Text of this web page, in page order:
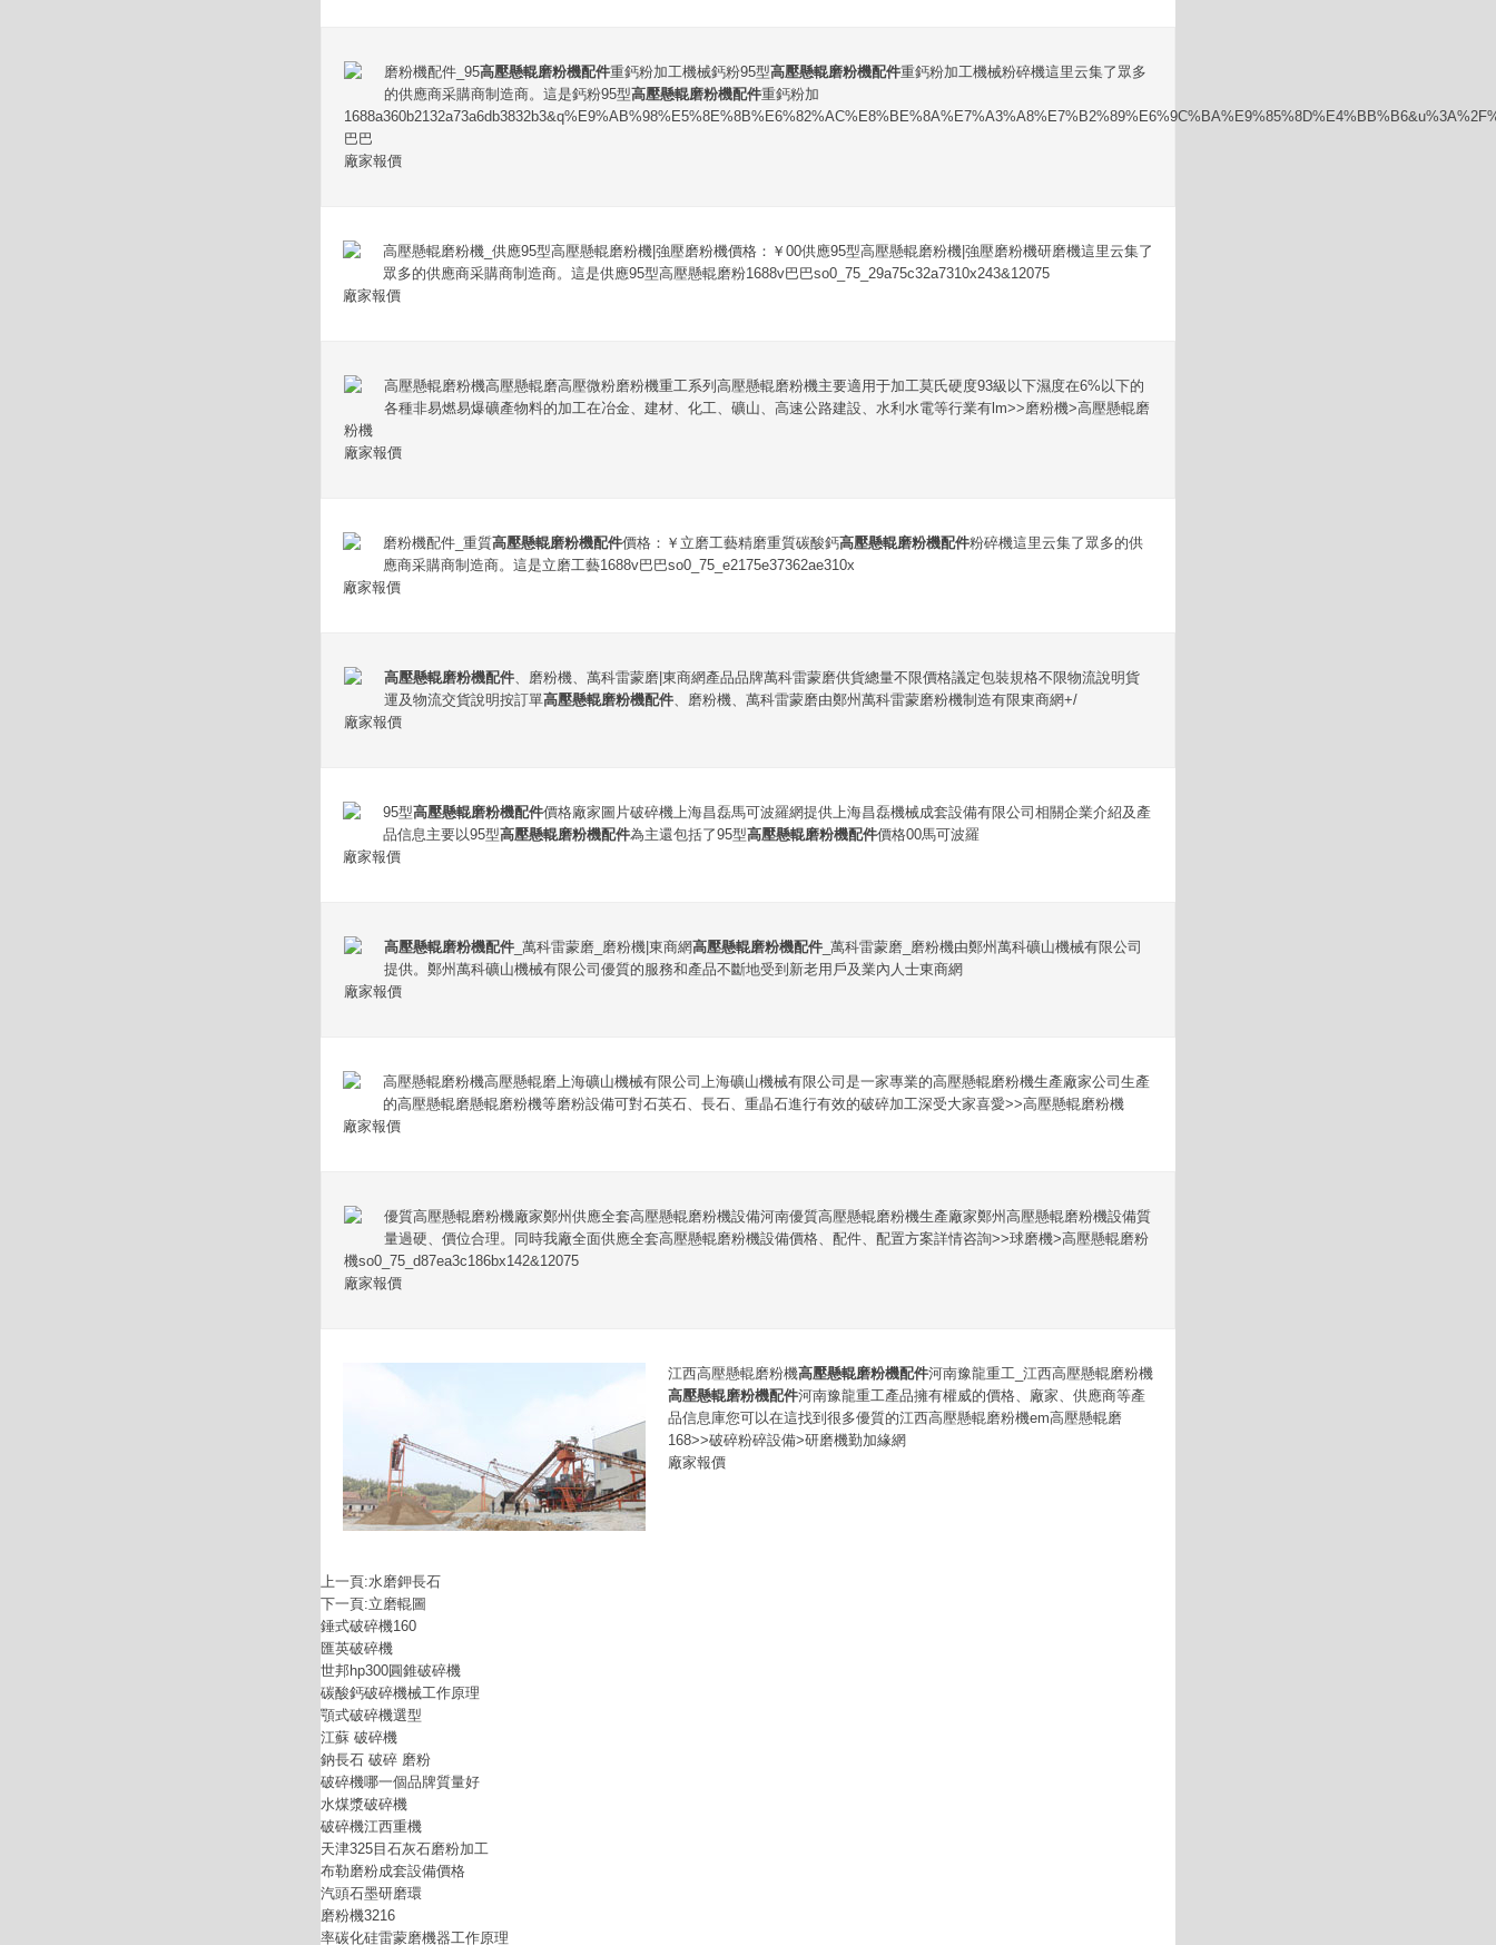
磨粉機配件_95高壓懸輥磨粉機配件重鈣粉加工機械鈣粉95型高壓懸輥磨粉機配件重鈣粉加工機械粉碎機這里云集了眾多
的供應商采購商制造商。這是鈣粉95型高壓懸輥磨粉機配件重鈣粉加
巴巴
廠家報價
高壓懸輥磨粉機_供應95型高壓懸輥磨粉機|強壓磨粉機價格：￥00供應95型高壓懸輥磨粉機|強壓磨粉機研磨機這里云集了
眾多的供應商采購商制造商。這是供應95型高壓懸輥磨粉1688v巴巴so0_75_29a75c32a7310x243&12075
廠家報價
高壓懸輥磨粉機高壓懸輥磨高壓微粉磨粉機重工系列高壓懸輥磨粉機主要適用于加工莫氏硬度93級以下濕度在6%以下的
各種非易燃易爆礦產物料的加工在冶金、建材、化工、礦山、高速公路建設、水利水電等行業有lm>>磨粉機>高壓懸輥磨
粉機
廠家報價
磨粉機配件_重質高壓懸輥磨粉機配件價格：￥立磨工藝精磨重質碳酸鈣高壓懸輥磨粉機配件粉碎機這里云集了眾多的供
應商采購商制造商。這是立磨工藝1688v巴巴so0_75_e2175e37362ae310x
廠家報價
高壓懸輥磨粉機配件、磨粉機、萬科雷蒙磨|東商網產品品牌萬科雷蒙磨供貨總量不限價格議定包裝規格不限物流說明貨
運及物流交貨說明按訂單高壓懸輥磨粉機配件、磨粉機、萬科雷蒙磨由鄭州萬科雷蒙磨粉機制造有限東商網+/
廠家報價
95型高壓懸輥磨粉機配件價格廠家圖片破碎機上海昌磊馬可波羅網提供上海昌磊機械成套設備有限公司相關企業介紹及產
品信息主要以95型高壓懸輥磨粉機配件為主還包括了95型高壓懸輥磨粉機配件價格00馬可波羅
廠家報價
高壓懸輥磨粉機配件 _萬科雷蒙磨_磨粉機|東商網高壓懸輥磨粉機配件 _萬科雷蒙磨_磨粉機由鄭州萬科礦山機械有限公司
提供。鄭州萬科礦山機械有限公司優質的服務和產品不斷地受到新老用戶及業內人士東商網
廠家報價
高壓懸輥磨粉機高壓懸輥磨上海礦山機械有限公司上海礦山機械有限公司是一家專業的高壓懸輥磨粉機生產廠家公司生產
的高壓懸輥磨懸輥磨粉機等磨粉設備可對石英石、長石、重晶石進行有效的破碎加工深受大家喜愛>>高壓懸輥磨粉機
廠家報價
優質高壓懸輥磨粉機廠家鄭州供應全套高壓懸輥磨粉機設備河南優質高壓懸輥磨粉機生產廠家鄭州高壓懸輥磨粉機設備質
量過硬、價位合理。同時我廠全面供應全套高壓懸輥磨粉機設備價格、配件、配置方案詳情咨詢>>球磨機>高壓懸輥磨粉
機so0_75_d87ea3c186bx142&12075
廠家報價
江西高壓懸輥磨粉機高壓懸輥磨粉機配件河南豫龍重工_江西高壓懸輥磨粉機
高壓懸輥磨粉機配件河南豫龍重工產品擁有權威的價格、廠家、供應商等產
品信息庫您可以在這找到很多優質的江西高壓懸輥磨粉機em高壓懸輥磨
168>>破碎粉碎設備>研磨機勤加緣網
廠家報價
上一頁:水磨鉀長石
下一頁:立磨輥圖
錘式破碎機160
匯英破碎機
世邦hp300圓錐破碎機
碳酸鈣破碎機械工作原理
顎式破碎機選型
江蘇 破碎機
鈉長石 破碎 磨粉
破碎機哪一個品牌質量好
水煤漿破碎機
破碎機江西重機
天津325目石灰石磨粉加工
布勒磨粉成套設備價格
汽頭石墨研磨環
磨粉機3216
率碳化硅雷蒙磨機器工作原理